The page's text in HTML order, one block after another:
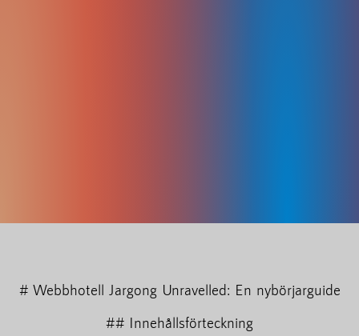
# Webbhotell Jargong Unravelled: En nybörjarguide
## Innehållsförteckning